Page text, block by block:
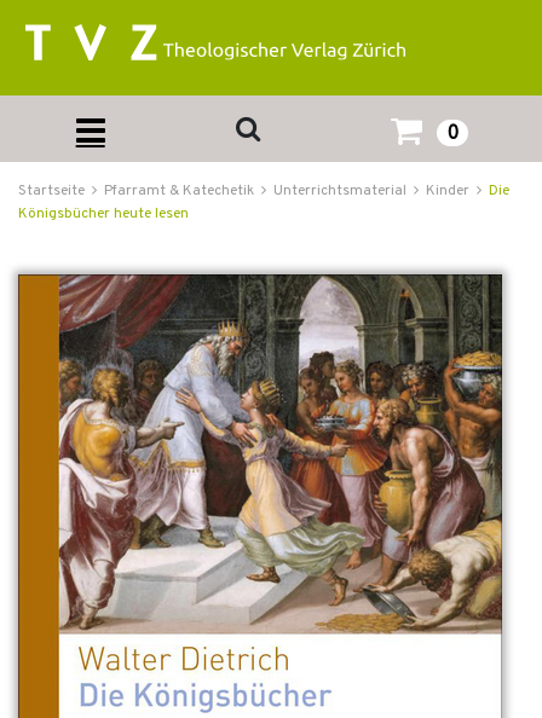
0
Startseite Pfarramt & Katechetik Unterrichtsmaterial Kinder
Die
Königsbücher heute lesen